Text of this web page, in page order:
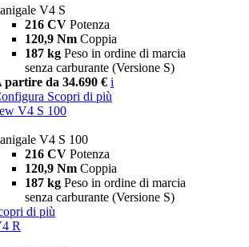
V4 S
216 CV Potenza
120,9 Nm Coppia
187 kg Peso in ordine di marcia
senza carburante (Versione S)
partire da 34.690 € i
Scopri di più
V4 S 100
V4 S 100
216 CV Potenza
120,9 Nm Coppia
187 kg Peso in ordine di marcia
senza carburante (Versione S)
di più
R